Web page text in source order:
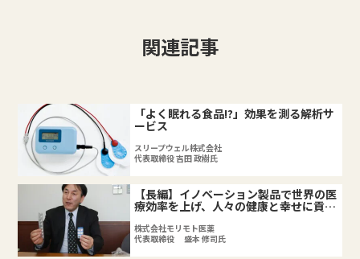
関連記事
「よく眠れる食品!?」効果を測る解析サ
ービス
スリープウェル株式会社
代表取締役 吉田 政樹氏
【長編】イノベーション製品で世界の医
療効率を上げ、人々の健康と幸せに貢献
株式会社モリモト医薬
代表取締役 盛本 修司氏